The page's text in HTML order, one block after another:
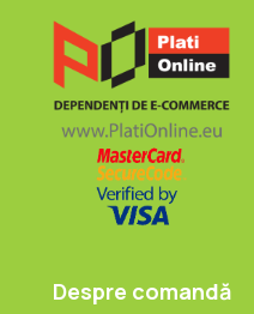
Despre comandă